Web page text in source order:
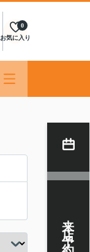
お気に入り
0
来店予約